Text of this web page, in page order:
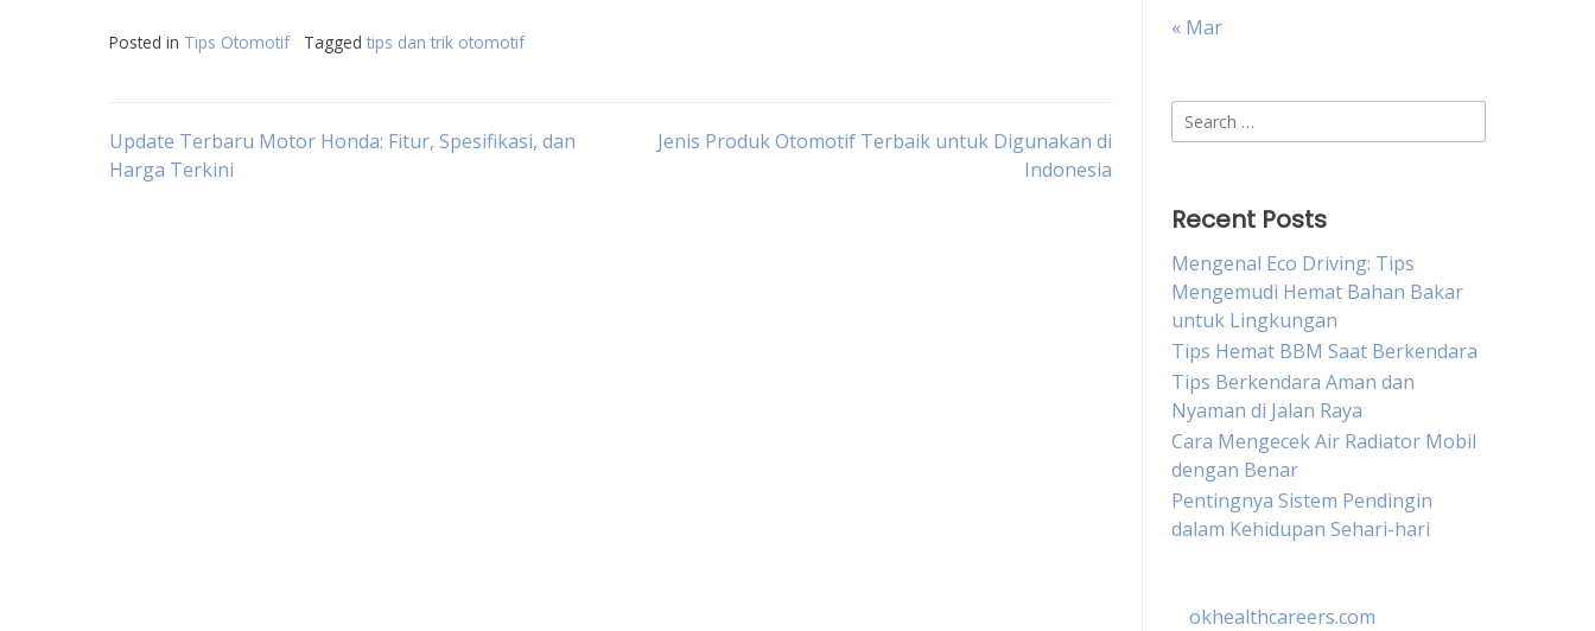
Posted in Tips Otomotif Tagged tips dan trik otomotif
Post
Update Terbaru Motor Honda: Fitur, Spesifikasi, dan
Harga Terkini
Jenis Produk Otomotif Terbaik untuk Digunakan di
Indonesia
« Mar
Search
for:
Recent Posts
Mengenal Eco Driving: Tips
Mengemudi Hemat Bahan Bakar
untuk Lingkungan
Tips Hemat BBM Saat Berkendara
Tips Berkendara Aman dan
Nyaman di Jalan Raya
Cara Mengecek Air Radiator Mobil
dengan Benar
Pentingnya Sistem Pendingin
dalam Kehidupan Sehari-hari
okhealthcareers.com